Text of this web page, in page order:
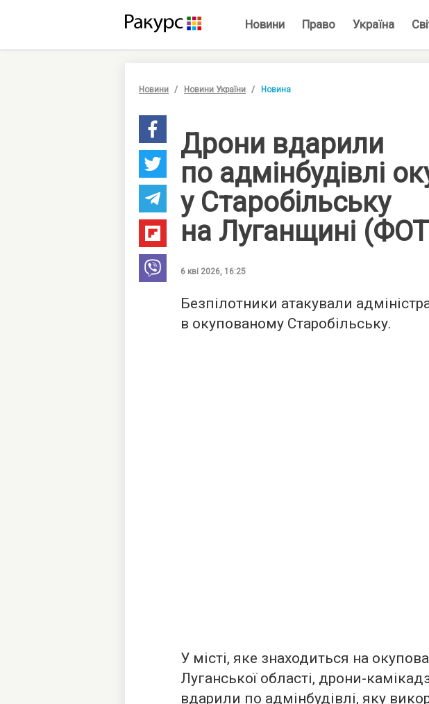
Новини Право Україна
Новини Новини України Новина
Дрони вдарили
по адмінбудівлі
у Старобільську
на Луганщині
6 кві 2026, 16:25
Безпілотники атакували
в окупованому Старобільську.
У місті, яке знаходиться на
Луганської області, дрони-
вдарили по адмінбудівлі, яку